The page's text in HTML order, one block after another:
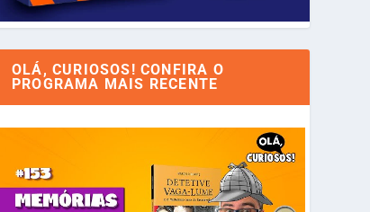
OLÁ, CURIOSOS! CONFIRA O
PROGRAMA MAIS RECENTE